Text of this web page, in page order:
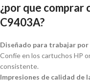
¿por que comprar
C9403A?
Diseñado para trabajar
Confíe en los cartuchos HP
consistente.
Impresiones de calidad de